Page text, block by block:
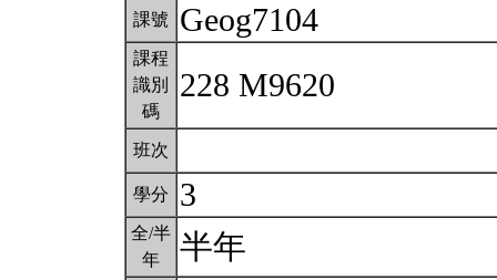
課號 Geog7104
課程
識別
碼
228 M9620
班次
學分 3
全/半
年
半年